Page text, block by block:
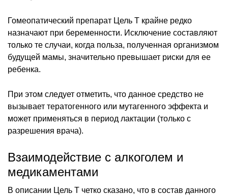
Гомеопатический препарат Цель Т крайне редко
назначают при беременности. Исключение составляют
только те случаи, когда польза, полученная организмом
будущей мамы, значительно превышает риски для ее
ребенка.
При этом следует отметить, что данное средство не
вызывает тератогенного или мутагенного эффекта и
может применяться в период лактации (только с
разрешения врача).
Взаимодействие с алкоголем и
медикаментами
В описании Цель Т четко сказано, что в состав данного